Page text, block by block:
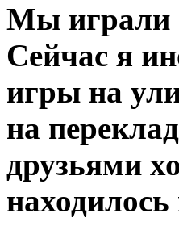
Мы играли
Сейчас я
игры на
на
друзьями